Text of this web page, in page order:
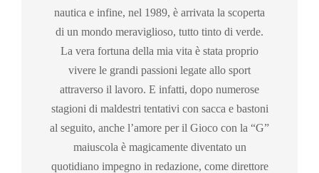
nautica e infine, nel 1989, è arrivata la scoperta
di un mondo meraviglioso, tutto tinto di verde.
La vera fortuna della mia vita è stata proprio
vivere le grandi passioni legate allo sport
attraverso il lavoro. E infatti, dopo numerose
stagioni di maldestri tentativi con sacca e bastoni
al seguito, anche l’amore per il Gioco con la “G”
maiuscola è magicamente diventato un
quotidiano impegno in redazione, come direttore